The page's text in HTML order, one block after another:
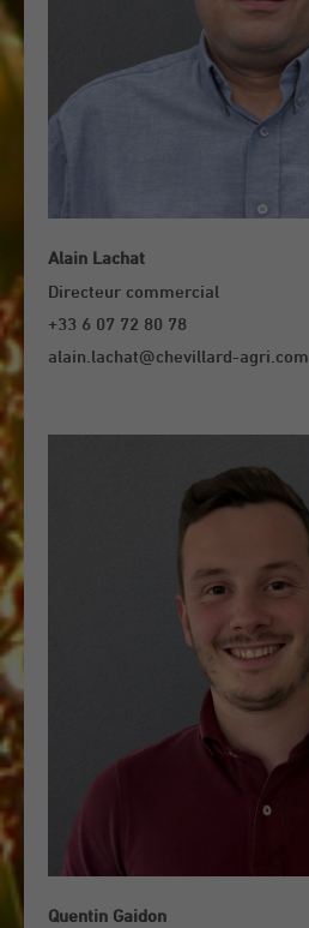
Alain Lachat
Directeur commercial
+33 6 07 72 80 78
alain.lachat@chevillard-agri.com
Quentin Gaidon